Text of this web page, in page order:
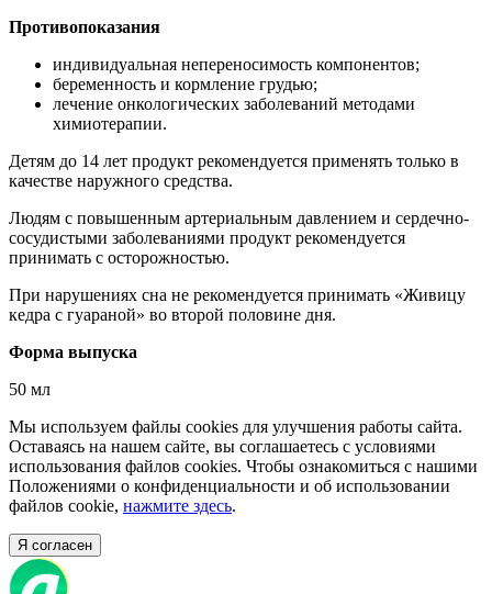
Противопоказания
индивидуальная непереносимость компонентов;
беременность и кормление грудью;
лечение онкологических заболеваний методами
химиотерапии.
Детям до 14 лет продукт рекомендуется применять только в
качестве наружного средства.
Людям с повышенным артериальным давлением и сердечно-
сосудистыми заболеваниями продукт рекомендуется
принимать с осторожностью.
При нарушениях сна не рекомендуется принимать «Живицу
кедра с гуараной» во второй половине дня.
Форма выпуска
50 мл
Мы используем файлы cookies для улучшения работы сайта.
Оставаясь на нашем сайте, вы соглашаетесь с условиями
использования файлов cookies. Чтобы ознакомиться с нашими
Положениями о конфиденциальности и об использовании
файлов cookie, нажмите здесь.
Я согласен